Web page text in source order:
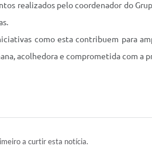
realizados pelo coordenador do
como esta contribuem para
acolhedora e comprometida com a
a curtir esta notícia.